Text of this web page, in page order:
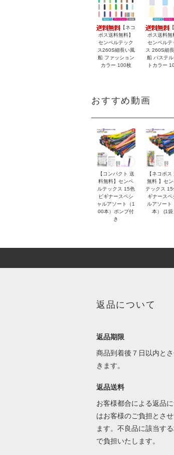
【ネコ
ポス送料無料】
センペルテック
ス260S細長い風
船 ファッション
カラー 100枚
ポス送料無
センペルテ
ス 260S細
船 パステル
トカラー
おすすめ動画
【コンパクト 送
料無料】センペ
ルテックス 15色
ビギナースペシ
ャルアソート（1
00本）ポンプ付
き
【ネコポス
無料 】セ
テックス 15
ギナースペ
ルアソート
本） (1袋
返品について
返品期限
商品到着後７日以内と
きます。
返品送料
お客様都合による返品
はお客様のご負担とさ
ます。不良品に該当す
で負担いたします。